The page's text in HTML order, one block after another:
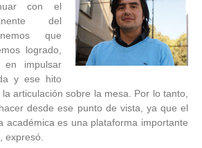
con el
del
que
logrado,
en impulsar
y ese hito
articulación sobre la mesa. Por lo tanto,
desde ese punto de vista, ya que el
académica es una plataforma importante
expresó.